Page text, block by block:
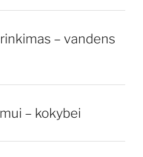
– vandens
– kokybei